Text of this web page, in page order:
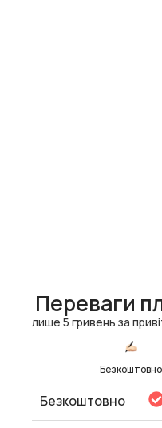
Переваги
лише 5 гривень за
Безкоштовно
Безкоштовно